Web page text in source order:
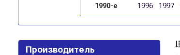
1990-е
1996 1997
Производитель